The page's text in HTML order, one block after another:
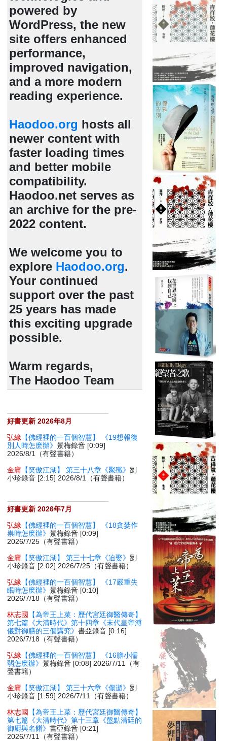
powered by
WordPress, the new
site offers enhanced
performance,
improved navigation,
and a more modern
reading experience.
Haodoo.org hosts all
newer content with
faster loading times
and better mobile
compatibility.
Haodoo.net serves as
an archive for the pre-
2022 content.
We welcome you to
explore Haodoo.org.
Your continued
support over the past
25 years has made
this exciting upgrade
possible.
Warm regards,
The Haodoo Team
好書更新 2026年8月
弘緣 【佛經裡的一百個智慧】 《19想報復
別人時怎麽辦》景梅錄音 [0:09]
2026/8/1（有聲書籍）
金庸 【笑傲江湖】 第三十八章《聚殲》劉
小珍錄音 [2:15] 2026/8/1（有聲書籍）
好書更新 2026年7月
弘緣 【佛經裡的一百個智慧】 《18貪婪作
祟時怎麽辦》景梅錄音 [0:09]
2026/7/25（有聲書籍）
金庸 【笑傲江湖】 第三十七章《迫娶》劉
小珍錄音 [2:02] 2026/7/25（有聲書籍）
弘緣 【佛經裡的一百個智慧】 《17嚴重失
眠時怎麽辦》景梅錄音 [0:10]
2026/7/18（有聲書籍）
林志國
【為帝王上菜：歷代宮廷御醫傳奇】
第七篇《大清時代》第十四章《末代皇帝溥
儀對御膳的三個講究》書亞錄音 [0:16]
2026/7/18（有聲書籍）
弘緣 【佛經裡的一百個智慧】 《16膽小懦
弱怎麽辦》景梅錄音 [0:08] 2026/7/11（有
聲書籍）
金庸 【笑傲江湖】 第三十六章《傷逝》劉
小珍錄音 [1:59] 2026/7/11（有聲書籍）
林志國
【為帝王上菜：歷代宮廷御醫傳奇】
第七篇《大清時代》第十三章《盤點清廷的
御廚與名餚》書亞錄音 [0:21]
2026/7/11（有聲書籍）